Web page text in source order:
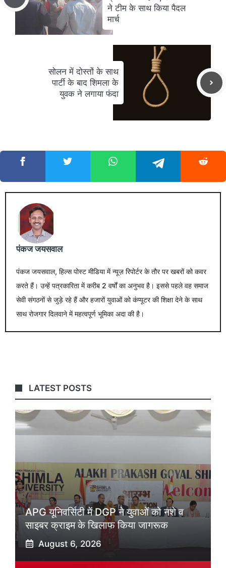
ने टीम के साथ किया पैदल
मार्च
सोलन में दोस्तों के साथ
पार्टी के बाद शिमला के
युवक ने लगाया फंदा
पंकज जयसवाल
पंकज जयसवाल, हिल्स पोस्ट मीडिया में न्यूज़ रिपोर्टर के तौर पर खबरों को कवर
करते हैं। उन्हें पत्रकारिता में करीब 2 वर्षों का अनुभव है। इससे पहले वह समाज
सेवी संगठनों से जुड़े रहे हैं और हजारों युवाओं को कंप्यूटर की शिक्षा देने के साथ
साथ रोजगार दिलवाने में महत्वपूर्ण भूमिका अदा की है।
LATEST POSTS
APG यूनिवर्सिटी में DGP ने युवाओं को नशे व
साइबर क्राइम के खिलाफ किया जागरूक
August 6, 2026